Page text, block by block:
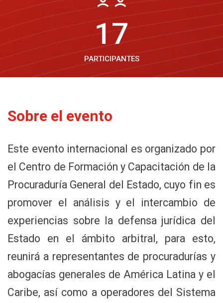
63
PARTICIPANTES
Sobre el evento
Este evento internacional es organizado por
el Centro de Formación y Capacitación de la
Procuraduría General del Estado, cuyo fin es
promover el análisis y el intercambio de
experiencias sobre la defensa jurídica del
Estado en el ámbito arbitral, para esto,
reunirá a representantes de procuradurías y
abogacías generales de América Latina y el
Caribe, así como a operadores del Sistema